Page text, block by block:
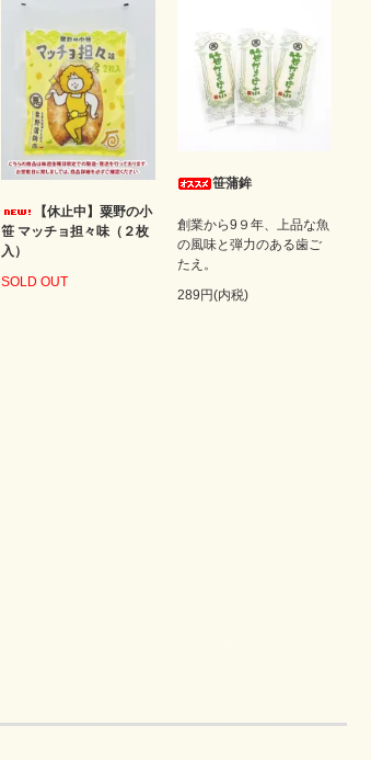
【休止中】粟野の小
笹 マッチョ担々味（２枚
入）
SOLD OUT
笹蒲鉾
創業から9９年、上品な魚
の風味と弾力のある歯ご
たえ。
289円(内税)